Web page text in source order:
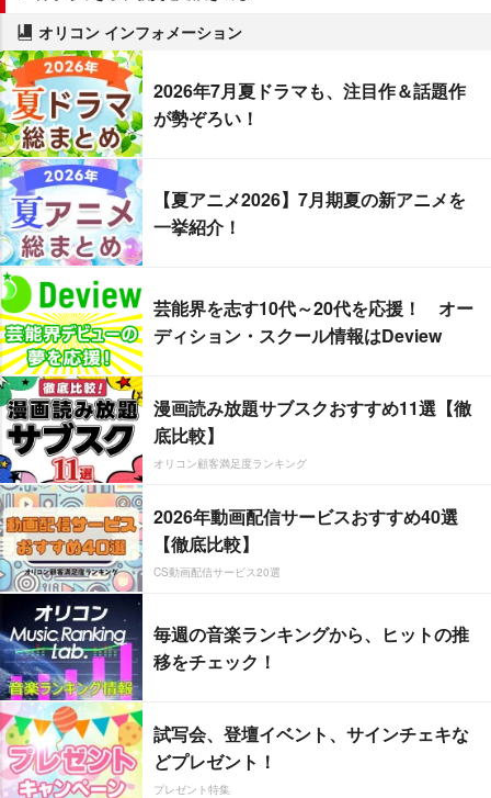
オリコン インフォメーション
2026年7月夏ドラマも、注目作＆話題作
が勢ぞろい！
【夏アニメ2026】7月期夏の新アニメを
一挙紹介！
芸能界を志す10代～20代を応援！ オー
ディション・スクール情報はDeview
漫画読み放題サブスクおすすめ11選【徹
底比較】
オリコン顧客満足度ランキング
2026年動画配信サービスおすすめ40選
【徹底比較】
CS動画配信サービス20選
毎週の音楽ランキングから、ヒットの推
移をチェック！
試写会、登壇イベント、サインチェキな
どプレゼント！
プレゼント特集